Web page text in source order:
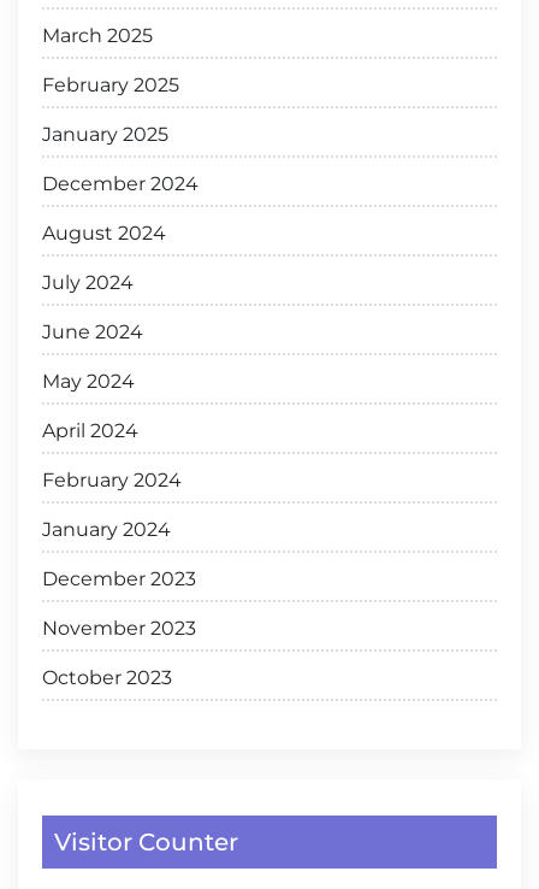
March 2025
February 2025
January 2025
December 2024
August 2024
July 2024
June 2024
May 2024
April 2024
February 2024
January 2024
December 2023
November 2023
October 2023
Visitor Counter